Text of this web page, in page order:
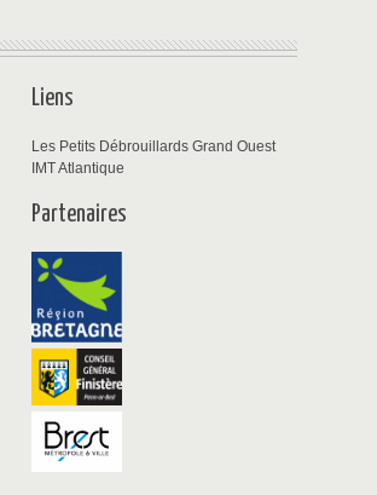
Liens
Les Petits Débrouillards Grand Ouest
IMT Atlantique
Partenaires